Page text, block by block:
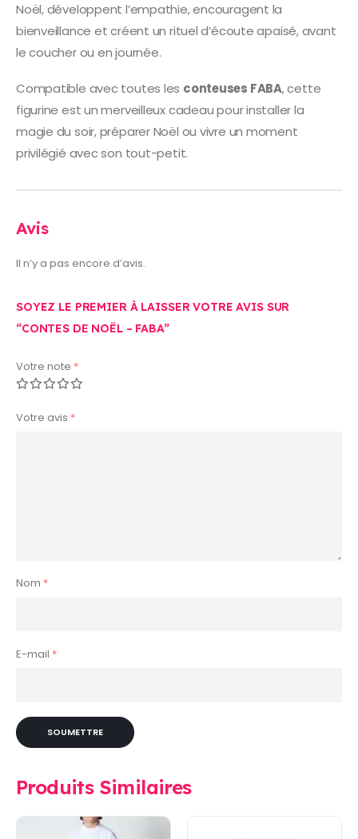
Noël, développent l’empathie, encouragent la
bienveillance et créent un rituel d’écoute apaisé, avant
le coucher ou en journée.
Compatible avec toutes les conteuses FABA, cette
figurine est un merveilleux cadeau pour installer la
magie du soir, préparer Noël ou vivre un moment
privilégié avec son tout-petit.
Avis
Il n’y a pas encore d’avis.
SOYEZ LE PREMIER À LAISSER VOTRE AVIS SUR
“CONTES DE NOËL – FABA”
Votre note *
Votre avis *
Nom *
E-mail *
Produits Similaires